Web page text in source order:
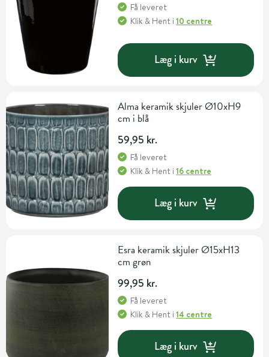
Få leveret
Klik & Hent i10 centre
Læg i kurv
Alma keramik skjuler Ø10xH9
cm i blå
59,95 kr.
Få leveret
Klik & Hent i16 centre
Læg i kurv
Esra keramik skjuler Ø15xH13
cm grøn
99,95 kr.
Få leveret
Klik & Hent i14 centre
Læg i kurv